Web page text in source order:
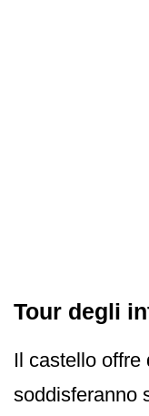
Tour degli
Il castello offre
soddisferanno